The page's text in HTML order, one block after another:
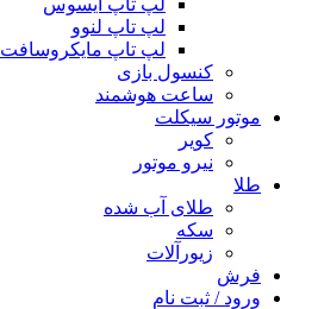
لپ تاپ لنوو
لپ تاپ مایکروسافت
کنسول بازی
ساعت هوشمند
موتور سیکلت
کویر
نیرو موتور
طلا
طلای آب شده
سکه
زیورآلات
فرش
ورود / ثبت نام